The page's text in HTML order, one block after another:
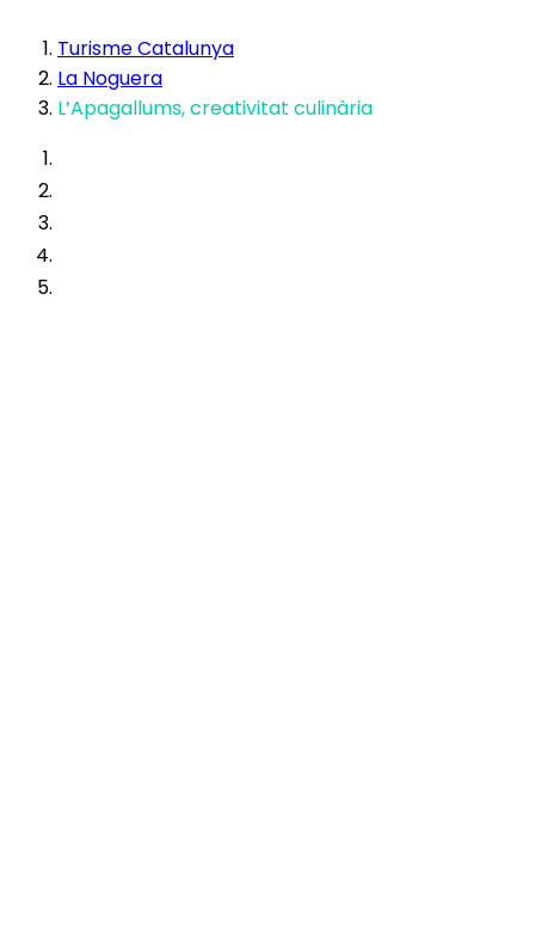
Turisme Catalunya
La Noguera
L’Apagallums, creativitat culinària